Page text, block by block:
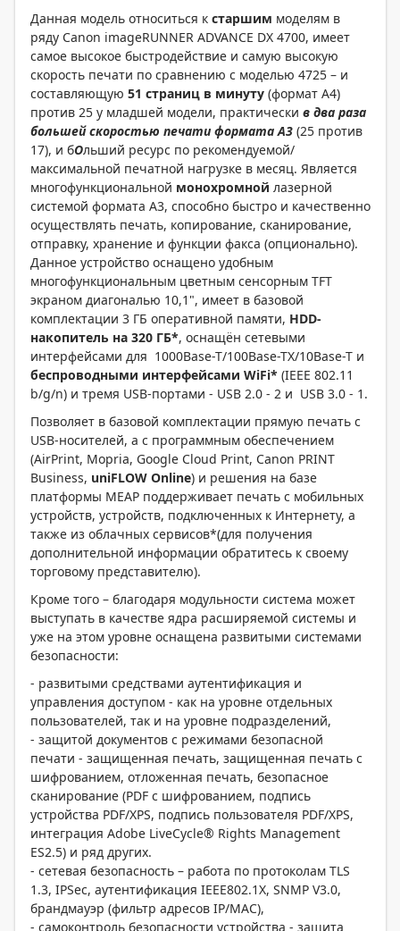
Данная модель относиться к старшим моделям в
ряду Canon imageRUNNER ADVANCE DX 4700, имеет
самое высокое быстродействие и самую высокую
скорость печати по сравнению с моделью 4725 – и
составляющую 51 страниц в минуту (формат А4)
против 25 у младшей модели, практически в два раза
большей скоростью печати формата А3 (25 против
17), и бОльший ресурс по рекомендуемой/
максимальной печатной нагрузке в месяц. Является
многофункциональной монохромной лазерной
системой формата A3, способно быстро и качественно
осуществлять печать, копирование, сканирование,
отправку, хранение и функции факса (опционально).
Данное устройство оснащено удобным
многофункциональным цветным сенсорным TFT
экраном диагональю 10,1", имеет в базовой
комплектации 3 ГБ оперативной памяти, HDD-
накопитель на 320 ГБ*, оснащён сетевыми
интерфейсами для 1000Base-T/100Base-TX/10Base-T и
беспроводными интерфейсами WiFi* (IEEE 802.11
b/g/n) и тремя USB-портами - USB 2.0 - 2 и USB 3.0 - 1.
Позволяет в базовой комплектации прямую печать с
USB-носителей, а с программным обеспечением
(AirPrint, Mopria, Google Cloud Print, Canon PRINT
Business, uniFLOW Online) и решения на базе
платформы MEAP поддерживает печать с мобильных
устройств, устройств, подключенных к Интернету, а
также из облачных сервисов*(для получения
дополнительной информации обратитесь к своему
торговому представителю).
Кроме того – благодаря модульности система может
выступать в качестве ядра расширяемой системы и
уже на этом уровне оснащена развитыми системами
безопасности:
- развитыми средствами аутентификация и
управления доступом - как на уровне отдельных
пользователей, так и на уровне подразделений,
- защитой документов с режимами безопасной
печати - защищенная печать, защищенная печать с
шифрованием, отложенная печать, безопасное
сканирование (PDF с шифрованием, подпись
устройства PDF/XPS, подпись пользователя PDF/XPS,
интеграция Adobe LiveCycle® Rights Management
ES2.5) и ряд других.
- сетевая безопасность – работа по протоколам TLS
1.3, IPSec, аутентификация IEEE802.1X, SNMP V3.0,
брандмауэр (фильтр адресов IP/MAC),
- самоконтроль безопасности устройства - защита